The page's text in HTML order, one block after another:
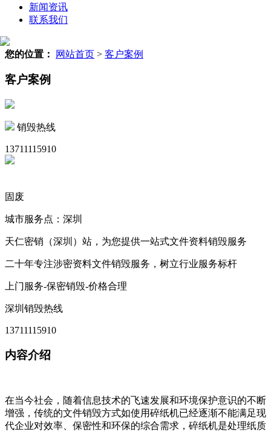
新闻资讯
联系我们
您的位置： 网站首页 > 客户案例
客户案例
销毁热线
13711115910
固废
城市服务点：深圳
天仁密销（深圳）站，为您提供一站式文件资料销毁服务
二十年专注涉密资料文件销毁服务，树立行业服务标杆
上门服务-保密销毁-价格合理
深圳销毁热线
13711115910
内容介绍
在当今社会，随着信息技术的飞速发展和环境保护意识的不断
增强，传统的文件销毁方式如使用碎纸机已经逐渐不能满足现
代企业对效率、保密性和环保的综合需求，碎纸机是处理纸质